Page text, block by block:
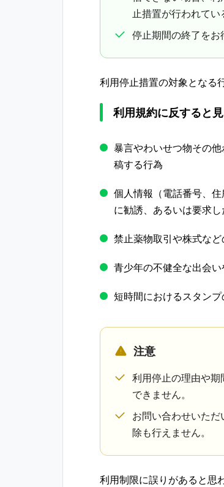
止措置が行われてい
停止期間の終了をお
利用停止措置の対象となる
利用規約に​反すると​
暴言やわいせつ物その​
稿する​行為
個人情報​（電話番号、​
に​勧誘、​あるいは​要求
禁止薬物取引や​株式な
青少年の​不健全な​出会
短時間に​おける​スタン
注意
利用停止の​理由や​
できません。​
お問い​合わせいた
除も​行えません。
利用制限に誤りがあると思